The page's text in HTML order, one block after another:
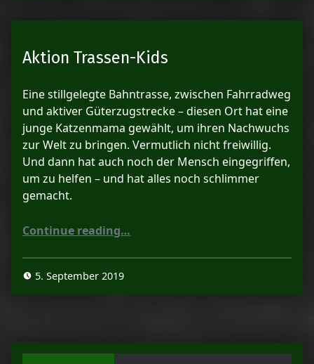
Aktion Trassen-Kids
Eine stillgelegte Bahntrasse, zwischen Fahrradweg
und aktiver Güterzugstrecke – diesen Ort hat eine
junge Katzenmama gewählt, um ihren Nachwuchs
zur Welt zu bringen. Vermutlich nicht freiwillig.
Und dann hat auch noch der Mensch eingegriffen,
um zu helfen – und hat alles noch schlimmer
gemacht.
Continue reading…
5. September 2019